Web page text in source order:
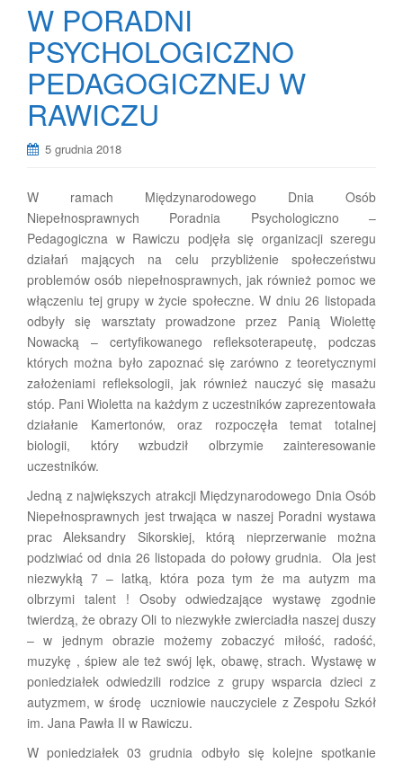
W PORADNI
PSYCHOLOGICZNO
PEDAGOGICZNEJ W
RAWICZU
5 grudnia 2018
W ramach Międzynarodowego Dnia Osób
Niepełnosprawnych Poradnia Psychologiczno –
Pedagogiczna w Rawiczu podjęła się organizacji szeregu
działań mających na celu przybliżenie społeczeństwu
problemów osób niepełnosprawnych, jak również pomoc we
włączeniu tej grupy w życie społeczne. W dniu 26 listopada
odbyły się warsztaty prowadzone przez Panią Wiolettę
Nowacką – certyfikowanego refleksoterapeutę, podczas
których można było zapoznać się zarówno z teoretycznymi
założeniami refleksologii, jak również nauczyć się masażu
stóp. Pani Wioletta na każdym z uczestników zaprezentowała
działanie Kamertonów, oraz rozpoczęła temat totalnej
biologii, który wzbudził olbrzymie zainteresowanie
uczestników.
Jedną z największych atrakcji Międzynarodowego Dnia Osób
Niepełnosprawnych jest trwająca w naszej Poradni wystawa
prac Aleksandry Sikorskiej, którą nieprzerwanie można
podziwiać od dnia 26 listopada do połowy grudnia. Ola jest
niezwykłą 7 – latką, która poza tym że ma autyzm ma
olbrzymi talent ! Osoby odwiedzające wystawę zgodnie
twierdzą, że obrazy Oli to niezwykłe zwierciadła naszej duszy
– w jednym obrazie możemy zobaczyć miłość, radość,
muzykę , śpiew ale też swój lęk, obawę, strach. Wystawę w
poniedziałek odwiedzili rodzice z grupy wsparcia dzieci z
autyzmem, w środę uczniowie nauczyciele z Zespołu Szkół
im. Jana Pawła II w Rawiczu.
W poniedziałek 03 grudnia odbyło się kolejne spotkanie